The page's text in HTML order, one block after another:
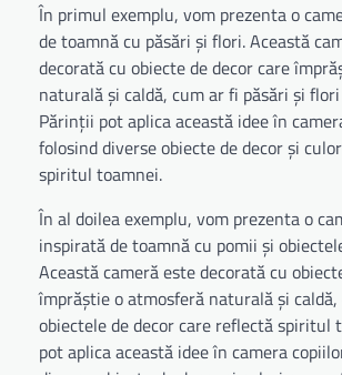
În primul exemplu, vom prezenta o
de toamnă cu păsări și flori. Această
decorată cu obiecte de decor care
naturală și caldă, cum ar fi păsări și
Părinții pot aplica această idee în
folosind diverse obiecte de decor și
spiritul toamnei.
În al doilea exemplu, vom prezenta o
inspirată de toamnă cu pomii și
Această cameră este decorată cu
împrăștie o atmosferă naturală și
obiectele de decor care reflectă spiritul
pot aplica această idee în camera